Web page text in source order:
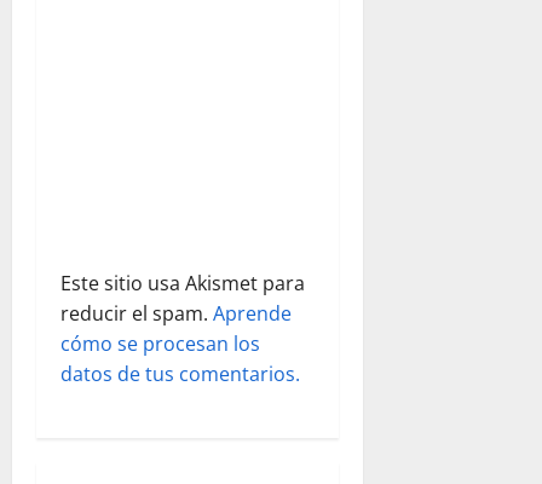
s
Este sitio usa Akismet para
reducir el spam. Aprende
cómo se procesan los
datos de tus comentarios.